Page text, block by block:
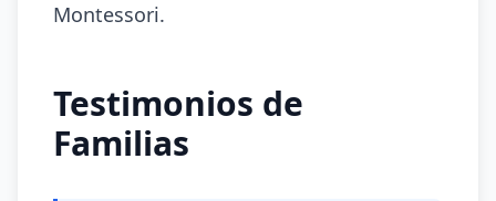
Montessori.
Testimonios de
Familias